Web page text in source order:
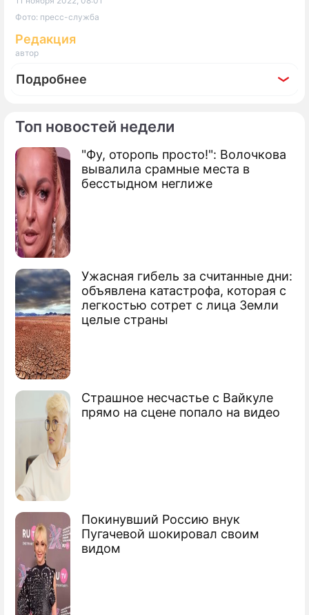
Топ новостей недели
"Фу, оторопь просто!": Волочкова
вывалила срамные места в
бесстыдном неглиже
Ужасная гибель за считанные дни:
объявлена катастрофа, которая с
легкостью сотрет с лица Земли
целые страны
Страшное несчастье с Вайкуле
прямо на сцене попало на видео
Покинувший Россию внук
Пугачевой шокировал своим
видом
Фото: пресс-служба
Редакция
автор
Подробнее
По теме
Как "Компливит" помогает защитить
организм в период пандемии
Постковидный синдром официально
признан болезнью